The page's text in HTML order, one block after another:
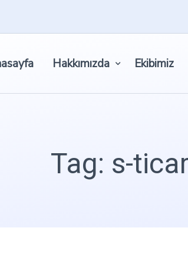
Hakkımızda Ekibimiz
Tag: s-